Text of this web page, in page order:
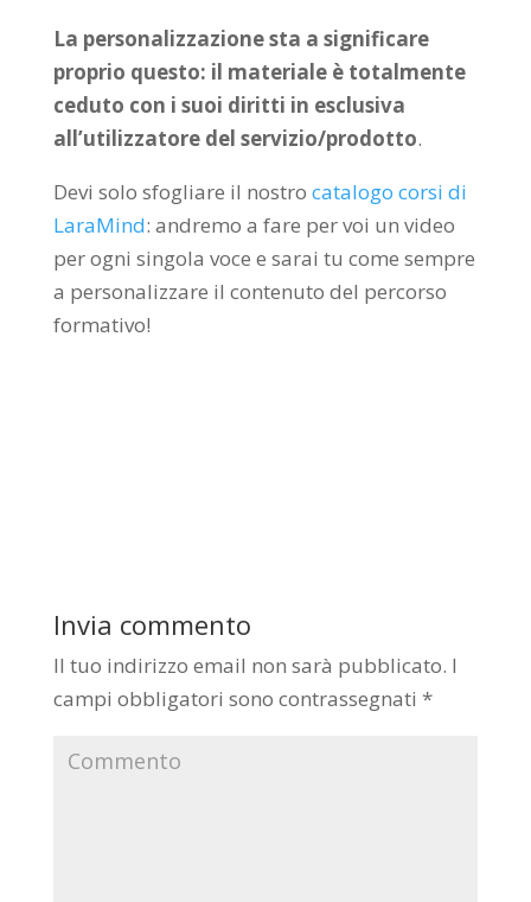
La personalizzazione sta a significare
proprio questo: il materiale è totalmente
ceduto con i suoi diritti in esclusiva
all’utilizzatore del servizio/prodotto.
Devi solo sfogliare il nostro catalogo corsi di
LaraMind: andremo a fare per voi un video
per ogni singola voce e sarai tu come sempre
a personalizzare il contenuto del percorso
formativo!
Invia commento
Il tuo indirizzo email non sarà pubblicato. I
campi obbligatori sono contrassegnati *